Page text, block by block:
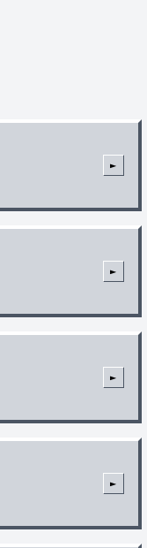
►
►
►
►